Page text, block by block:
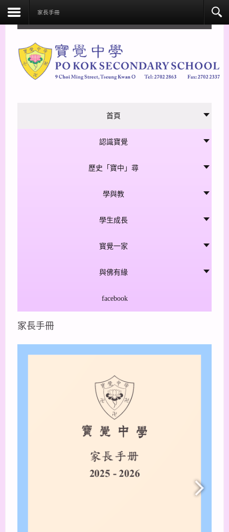
家長手冊
首頁
認識寶覺
歷史「寶中」尋
學與教
學生成長
寳覺一家
與佛有緣
facebook
家長手冊